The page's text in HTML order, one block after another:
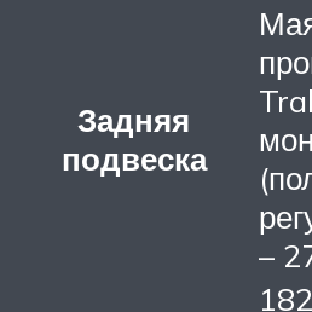
Задняя
подвеска
–